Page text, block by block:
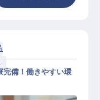
完備！働きやすい環